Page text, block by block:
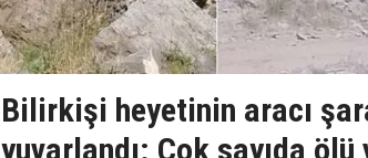
Bilirkişi heyetinin aracı
yuvarlandı: Çok sayıda ölü